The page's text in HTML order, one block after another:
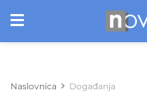
Naslovnica Događanja